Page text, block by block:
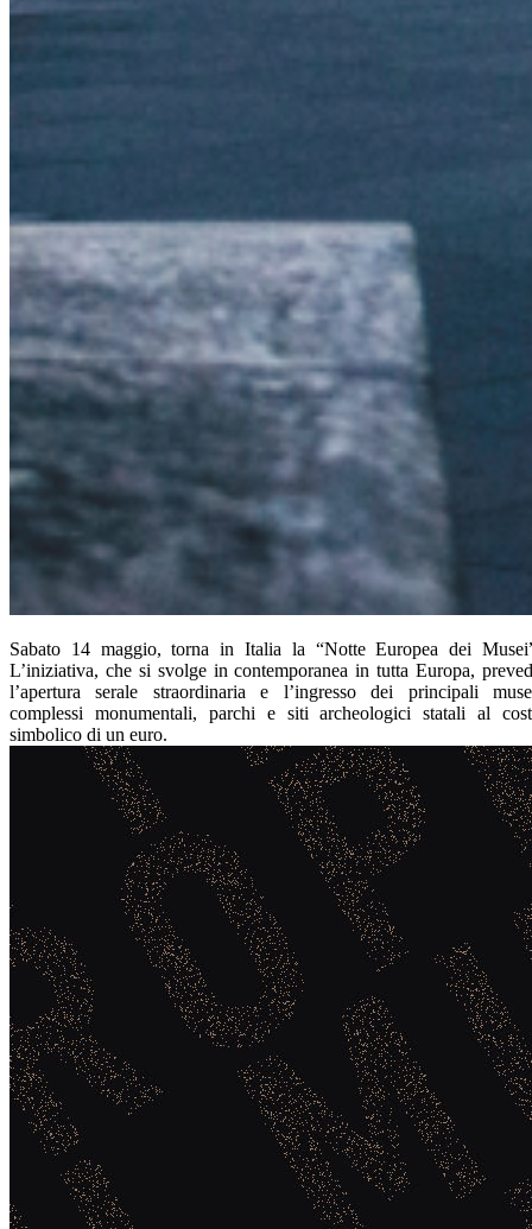
Sabato 14 maggio, torna in Italia la “Notte Europea dei
L’iniziativa, che si svolge in contemporanea in tutta Europa,
l’apertura serale straordinaria e l’ingresso dei principali
complessi monumentali, parchi e siti archeologici statali al
simbolico di un euro.